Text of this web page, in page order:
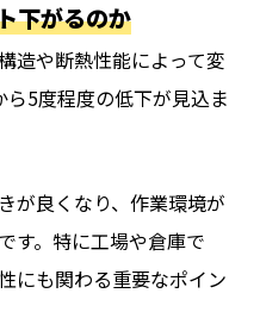
下がるのか
造や断熱性能によって変
5度程度の低下が見込ま
が良くなり、作業環境が
す。特に工場や倉庫で
にも関わる重要なポイン